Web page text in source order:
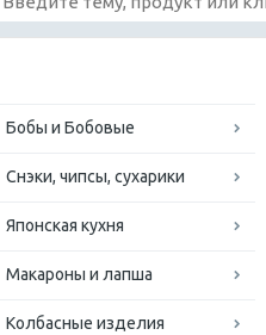
Бобы и Бобовые
Снэки, чипсы, сухарики
Японская кухня
Макароны и лапша
Колбасные изделия